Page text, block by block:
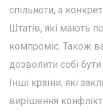
спільноти, а
Штатів, які мають
компроміс. Також
дозволити собі
Інші країни, які
вирішення